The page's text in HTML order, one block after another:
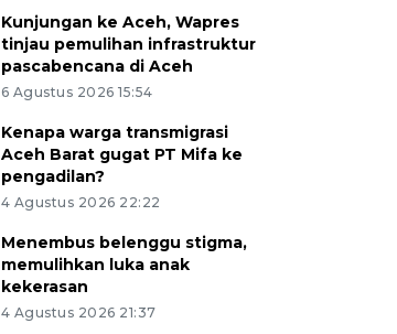
Kunjungan ke Aceh, Wapres
tinjau pemulihan infrastruktur
pascabencana di Aceh
6 Agustus 2026 15:54
Kenapa warga transmigrasi
Aceh Barat gugat PT Mifa ke
pengadilan?
4 Agustus 2026 22:22
Menembus belenggu stigma,
memulihkan luka anak
kekerasan
4 Agustus 2026 21:37